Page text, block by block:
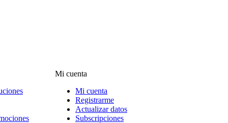
Mi cuenta
Mi cuenta
Registrarme
Actualizar datos
Subscripciones